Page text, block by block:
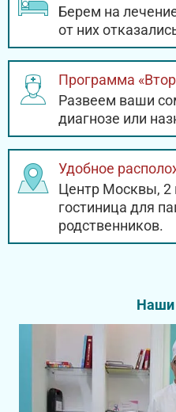
Берем на
от них
Программа
Развеем ваши
диагнозе или
Удобное
Центр Москвы, 2
гостиница для
родственников.
Наши